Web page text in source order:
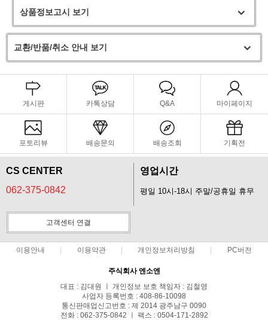
상품정보고시 보기
교환/반품/취소 안내 보기
게시판 카톡상담 Q&A 마이페이지
포토리뷰 배송문의 배송조회 기획전
CS CENTER
062-375-0842
영업시간
평일 10시-18시 주말/공휴일 휴무
고객센터 연결
이용안내 이용약관 개인정보처리방침 PC버전
주식회사 엔소엔
대표 : 김대원 ㅣ 개인정보 보호 책임자 : 김철영
사업자 등록번호 : 408-86-10098
통신판매업신고번호 : 제 2014 광주남구 0090
전화 : 062-375-0842 ㅣ 팩스 : 0504-171-2892